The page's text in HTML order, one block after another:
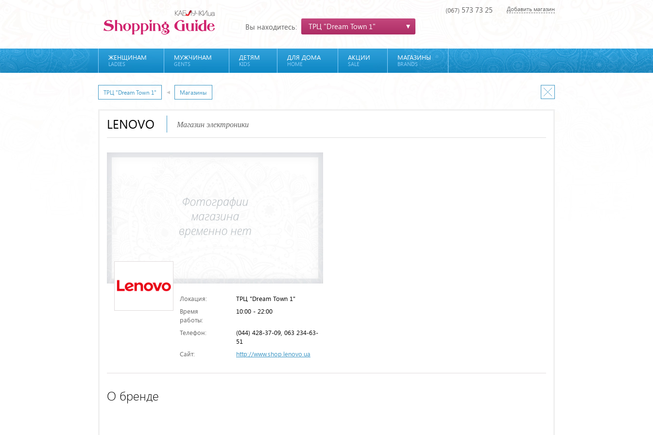
Вы находитесь: ТРЦ "Dream Town 1"
(067) 573 73 25 Добавить магазин
ЖЕНЩИНАМ
LADIES
МУЖЧИНАМ
GENTS
ДЕТЯМ
KIDS
ДЛЯ ДОМА
HOME
АКЦИИ
SALE
МАГАЗИНЫ
BRANDS
ТРЦ "Dream Town 1" Магазины
LENOVO Магазин электроники
Локация:
ТРЦ "Dream Town 1"
Время
работы:
10:00 - 22:00
Телефон:
(044) 428-37-09, 063 234-63-
51
Сайт:
http://www.shop.lenovo.ua
О бренде